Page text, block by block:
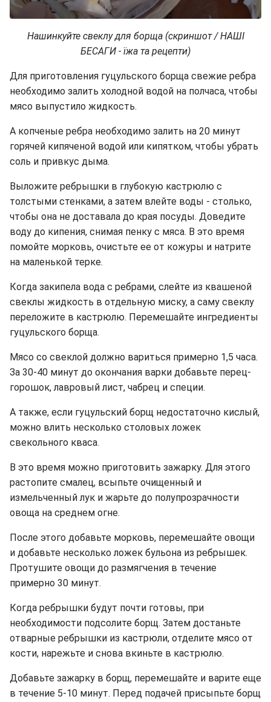
Нашинкуйте свеклу для борща (скриншот / НАШІ
БЕСАГИ - їжа та рецепти)
Для приготовления гуцульского борща свежие ребра
необходимо залить холодной водой на полчаса, чтобы
мясо выпустило жидкость.
А копченые ребра необходимо залить на 20 минут
горячей кипяченой водой или кипятком, чтобы убрать
соль и привкус дыма.
Выложите ребрышки в глубокую кастрюлю с
толстыми стенками, а затем влейте воды - столько,
чтобы она не доставала до края посуды. Доведите
воду до кипения, снимая пенку с мяса. В это время
помойте морковь, очистьте ее от кожуры и натрите
на маленькой терке.
Когда закипела вода с ребрами, слейте из квашеной
свеклы жидкость в отдельную миску, а саму свеклу
переложите в кастрюлю. Перемешайте ингредиенты
гуцульского борща.
Мясо со свеклой должно вариться примерно 1,5 часа.
За 30-40 минут до окончания варки добавьте перец-
горошок, лавровый лист, чабрец и специи.
А также, если гуцульский борщ недостаточно кислый,
можно влить несколько столовых ложек
свекольного кваса.
В это время можно приготовить зажарку. Для этого
растопите смалец, всыпьте очищенный и
измельченный лук и жарьте до полупрозрачности
овоща на среднем огне.
После этого добавьте морковь, перемешайте овощи
и добавьте несколько ложек бульона из ребрышек.
Протушите овощи до размягчения в течение
примерно 30 минут.
Когда ребрышки будут почти готовы, при
необходимости подсолите борщ. Затем достаньте
отварные ребрышки из кастрюли, отделите мясо от
кости, нарежьте и снова вкиньте в кастрюлю.
Добавьте зажарку в борщ, перемешайте и варите еще
в течение 5-10 минут. Перед подачей присыпьте борщ